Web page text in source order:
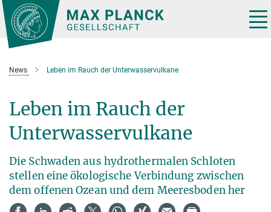
Hauptinhalt
News Leben im Rauch der Unterwasservulkane
Leben im Rauch der
Unterwasservulkane
Die Schwaden aus hydrothermalen Schloten
stellen eine ökologische Verbindung zwischen
dem offenen Ozean und dem Meeresboden her